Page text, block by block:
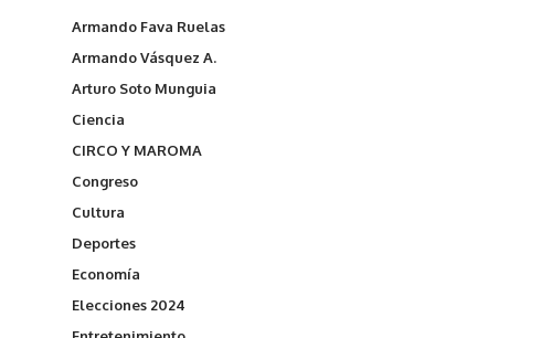
Armando Fava Ruelas
Armando Vásquez A.
Arturo Soto Munguia
Ciencia
CIRCO Y MAROMA
Congreso
Cultura
Deportes
Economía
Elecciones 2024